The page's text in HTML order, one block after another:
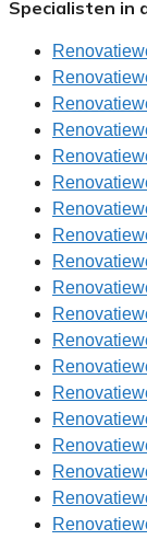
Specialisten in